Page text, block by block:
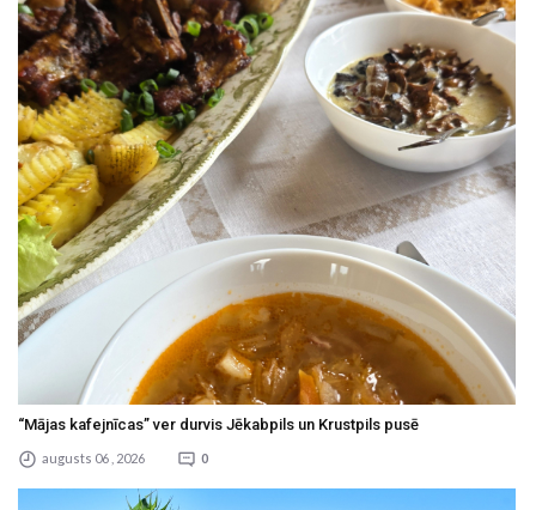
“Mājas kafejnīcas” ver durvis Jēkabpils un Krustpils pusē
augusts 06 , 2026 0